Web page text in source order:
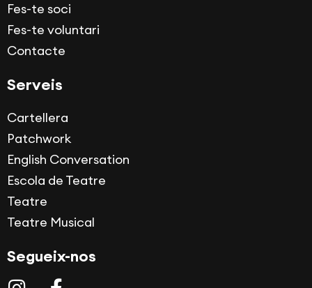
Fes-te soci
Fes-te voluntari
Contacte
Serveis
Cartellera
Patchwork
English Conversation
Escola de Teatre
Teatre
Teatre Musical
Segueix-nos